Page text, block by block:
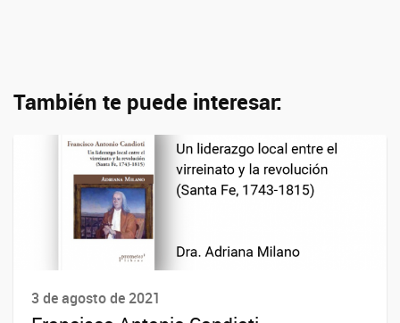
También te puede interesar:
3 de agosto de 2021